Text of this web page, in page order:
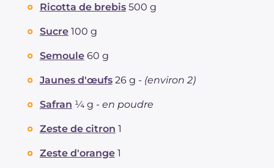
Ricotta de brebis 500 g
Sucre 100 g
Semoule 60 g
Jaunes d'œufs 26 g - (environ 2)
Safran ¼ g - en poudre
Zeste de citron 1
Zeste d'orange 1